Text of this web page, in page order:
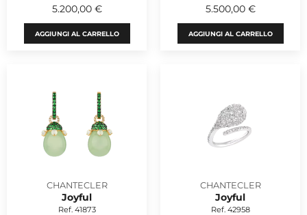
5.200,00 €
AGGIUNGI AL CARRELLO
5.500,00 €
AGGIUNGI AL CARRELLO
CHANTECLER
Joyful
Ref. 41873
CHANTECLER
Joyful
Ref. 42958